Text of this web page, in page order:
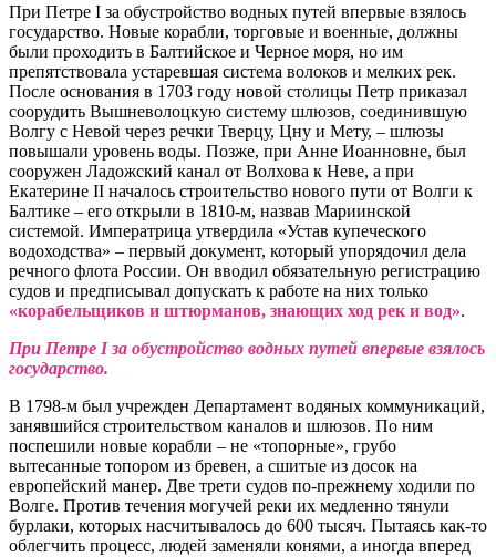
При Петре I за обустройство водных путей впервые взялось
государство. Новые корабли, торговые и военные, должны
были проходить в Балтийское и Черное моря, но им
препятствовала устаревшая система волоков и мелких рек.
После основания в 1703 году новой столицы Петр приказал
соорудить Вышневолоцкую систему шлюзов, соединившую
Волгу с Невой через речки Тверцу, Цну и Мету, – шлюзы
повышали уровень воды. Позже, при Анне Иоанновне, был
сооружен Ладожский канал от Волхова к Неве, а при
Екатерине II началось строительство нового пути от Волги к
Балтике – его открыли в 1810-м, назвав Мариинской
системой. Императрица утвердила «Устав купеческого
водоходства» – первый документ, который упорядочил дела
речного флота России. Он вводил обязательную регистрацию
судов и предписывал допускать к работе на них только
«корабельщиков и штюрманов, знающих ход рек и вод».
При Петре I за обустройство водных путей впервые взялось
государство.
В 1798-м был учрежден Департамент водяных коммуникаций,
занявшийся строительством каналов и шлюзов. По ним
поспешили новые корабли – не «топорные», грубо
вытесанные топором из бревен, а сшитые из досок на
европейский манер. Две трети судов по-прежнему ходили по
Волге. Против течения могучей реки их медленно тянули
бурлаки, которых насчитывалось до 600 тысяч. Пытаясь как-то
облегчить процесс, людей заменяли конями, а иногда вперед